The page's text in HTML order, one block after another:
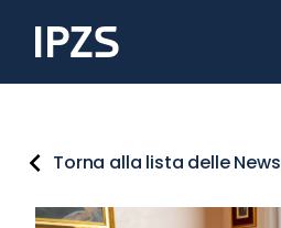
Torna alla lista delle News